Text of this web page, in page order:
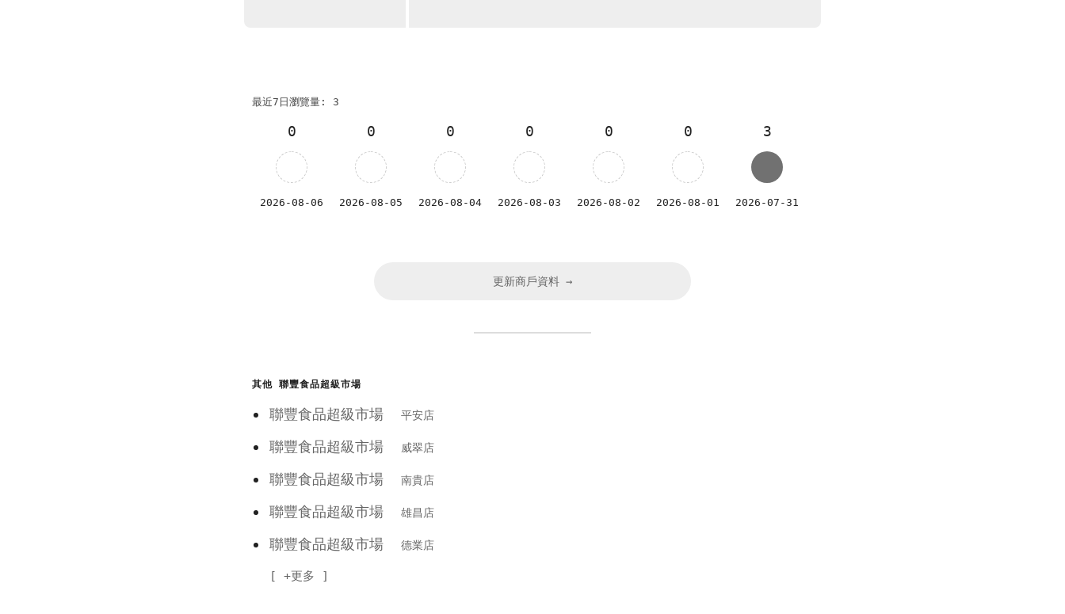
最近7日瀏覽量: 3
0
2026-08-06
0
2026-08-05
0
2026-08-04
0
2026-08-03
0
2026-08-02
0
2026-08-01
3
2026-07-31
更新商戶資料 →
其他 聯豐食品超級市場
聯豐食品超級市場 平安店
聯豐食品超級市場 威翠店
聯豐食品超級市場 南貴店
聯豐食品超級市場 雄昌店
聯豐食品超級市場 德業店
+更多